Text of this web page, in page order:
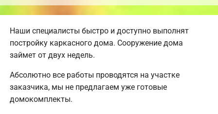
Наши специалисты быстро и доступно выполнят
постройку каркасного дома. Сооружение дома
займет от двух недель.
Абсолютно все работы проводятся на участке
заказчика, мы не предлагаем уже готовые
домокомплекты.